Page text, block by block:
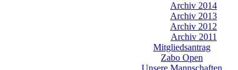
Archiv 2014
Archiv 2013
Archiv 2012
Archiv 2011
Mitgliedsantrag
Zabo Open
Unsere Mannschaften